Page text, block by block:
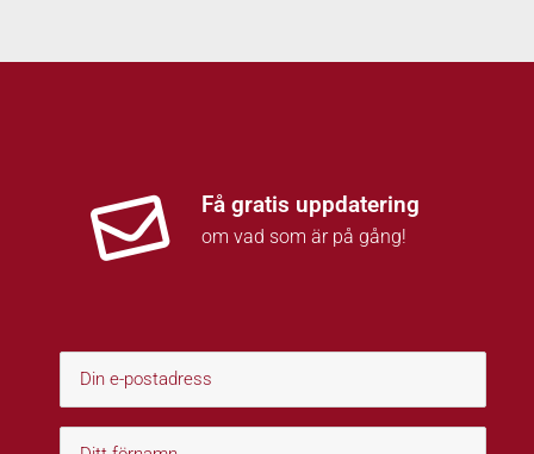
Få gratis uppdatering
om vad som är på gång!